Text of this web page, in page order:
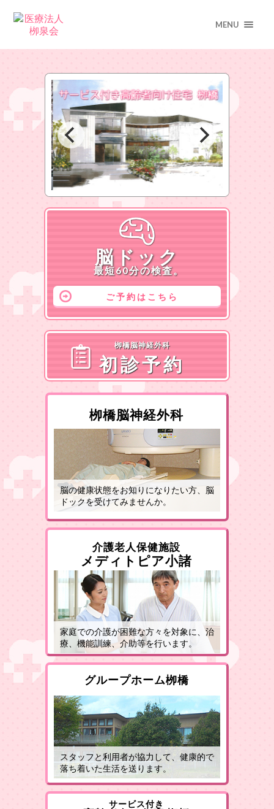
MENU
脳ドック
最短60分の検査。
ご予約はこちら
栁橋脳神経外科
初診予約
栁橋脳神経外科
脳の健康状態をお知りになりたい方、脳
ドックを受けてみませんか。
介護老人保健施設
メディトピア小諸
家庭での介護が困難な方々を対象に、治
療、機能訓練、介助等を行います。
グループホーム栁橋
スタッフと利用者が協力して、健康的で
落ち着いた生活を送ります。
サービス付き